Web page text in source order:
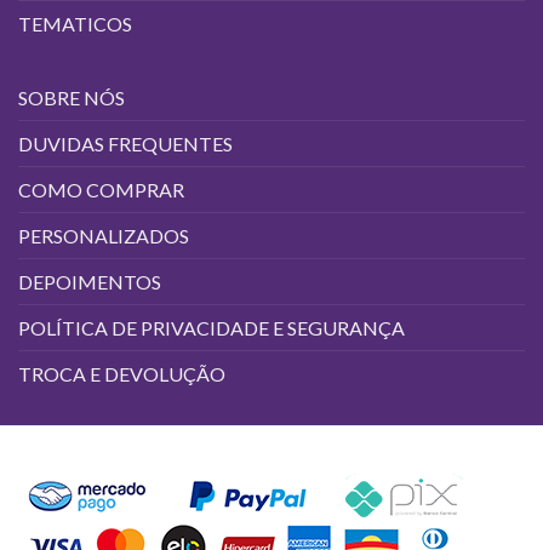
TEMATICOS
SOBRE NÓS
DUVIDAS FREQUENTES
COMO COMPRAR
PERSONALIZADOS
DEPOIMENTOS
POLÍTICA DE PRIVACIDADE E SEGURANÇA
TROCA E DEVOLUÇÃO